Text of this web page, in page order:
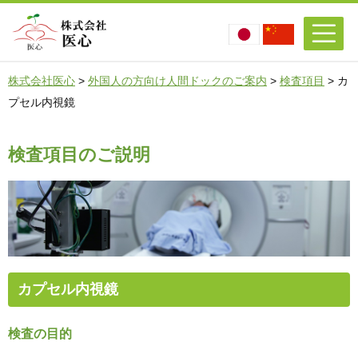
株式会社医心 > 外国人の方向け人間ドックのご案内 > 検査項目 > カ
プセル内視鏡
検査項目のご説明
カプセル内視鏡
検査の目的